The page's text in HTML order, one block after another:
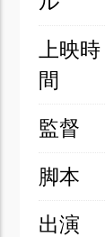
上映時
間
監督
脚本
出演